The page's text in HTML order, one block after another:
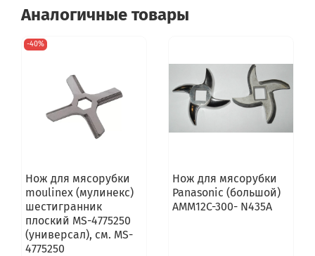
Аналогичные товары
-40%
Нож для мясорубки
moulinex (мулинекс)
шестигранник
плоский MS-4775250
(универсал), см. MS-
4775250
Нож для мясорубки
Panasonic (большой)
AMM12C-300- N435A